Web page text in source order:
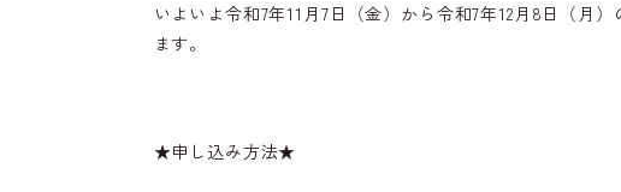
いよいよ令和7年11月7日（金）から令和7年12月8日（月
ます。
★申し込み方法★